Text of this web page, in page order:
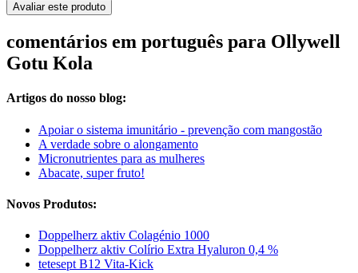
Avaliar este produto
comentários em português para Ollywell
Gotu Kola
Artigos do nosso blog:
Apoiar o sistema imunitário - prevenção com mangostão
A verdade sobre o alongamento
Micronutrientes para as mulheres
Abacate, super fruto!
Novos Produtos:
Doppelherz aktiv Colagénio 1000
Doppelherz aktiv Colírio Extra Hyaluron 0,4 %
tetesept B12 Vita-Kick